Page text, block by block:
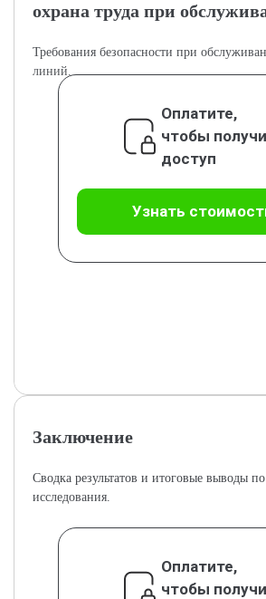
охрана труда при
Требования безопасности при
линий.
Оплатите,
чтобы
доступ
Узнать
Заключение
Сводка результатов и итоговые выводы
исследования.
Оплатите,
чтобы